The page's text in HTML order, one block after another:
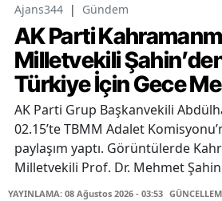
Ajans344 | Gündem
AK Parti
Milletvekili
Türkiye İçin Gece
AK Parti Grup Başkanvekili
02.15’te TBMM Adalet
paylaşım yaptı. Görüntülerde
Milletvekili Prof. Dr. Mehmet Şahin
YAYINLAMA: 08 Ağustos 2026 - 03:53